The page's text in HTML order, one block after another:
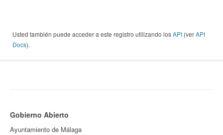
Usted también puede acceder a este registro utilizando losAPI (verAPI
Docs).
Gobierno Abierto
Ayuntamiento de Málaga